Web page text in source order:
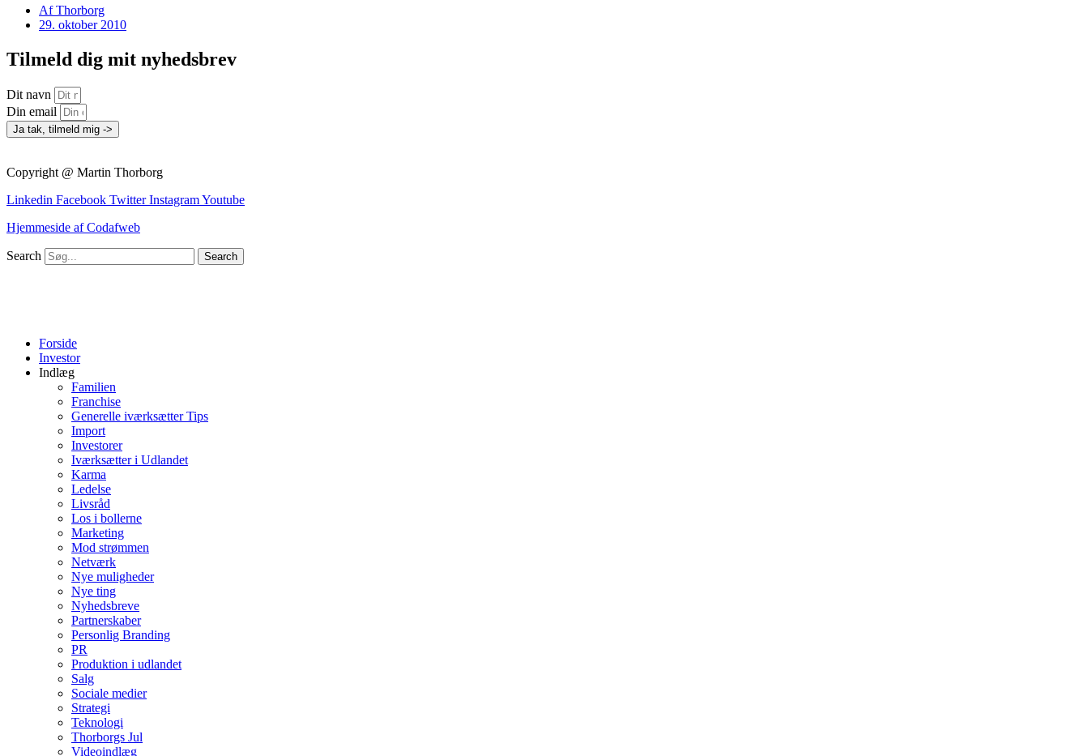
AfThorborg
29. oktober 2010
Tilmeld dig mit nyhedsbrev
Dit navn
Din email
Ja tak, tilmeld mig ->
Copyright @ Martin Thorborg
Linkedin Facebook Twitter InstagramYoutube
Hjemmeside af Codafweb
Search Search
Forside
Investor
Indlæg
Familien
Franchise
Generelle iværksætter Tips
Import
Investorer
Iværksætter i Udlandet
Karma
Ledelse
Livsråd
Los i bollerne
Marketing
Mod strømmen
Netværk
Nye muligheder
Nye ting
Nyhedsbreve
Partnerskaber
Personlig Branding
PR
Produktion i udlandet
Salg
Sociale medier
Strategi
Teknologi
Thorborgs Jul
Videoindlæg